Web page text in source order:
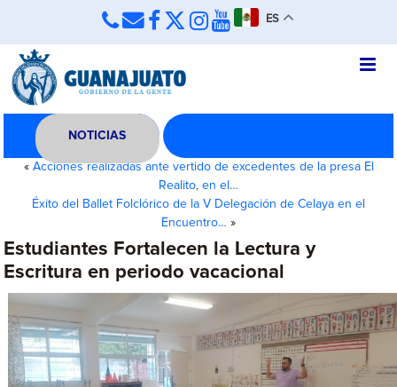
ES
NOTICIAS
« Acciones realizadas ante vertido de excedentes de la presa El
Realito, en el…
Éxito del Ballet Folclórico de la V Delegación de Celaya en el
Encuentro… »
Estudiantes Fortalecen la Lectura y
Escritura en periodo vacacional